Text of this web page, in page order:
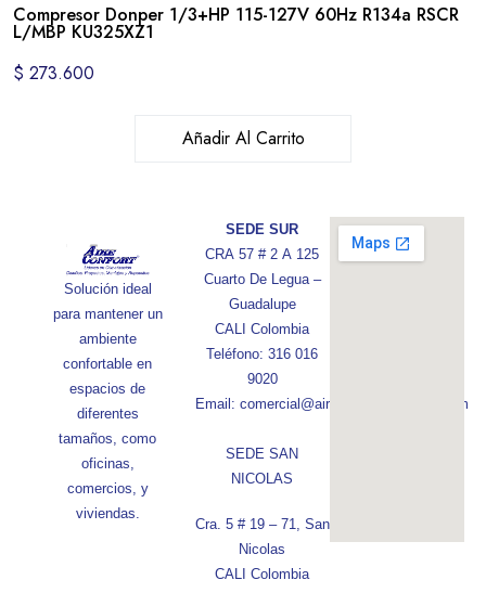
Compresor Donper 1/3+HP 115-127V 60Hz R134a RSCR
L/MBP KU325XZ1
$ 273.600
Añadir Al Carrito
Solución ideal
para mantener un
ambiente
confortable en
espacios de
diferentes
tamaños, como
oficinas,
comercios, y
viviendas.
SEDE SUR
CRA 57 # 2 A 125
Cuarto De Legua –
Guadalupe
CALI Colombia
Teléfono: 316 016
9020
Email: comercial@aireconfortcolombia.com
SEDE SAN
NICOLAS
Cra. 5 # 19 – 71, San
Nicolas
CALI Colombia